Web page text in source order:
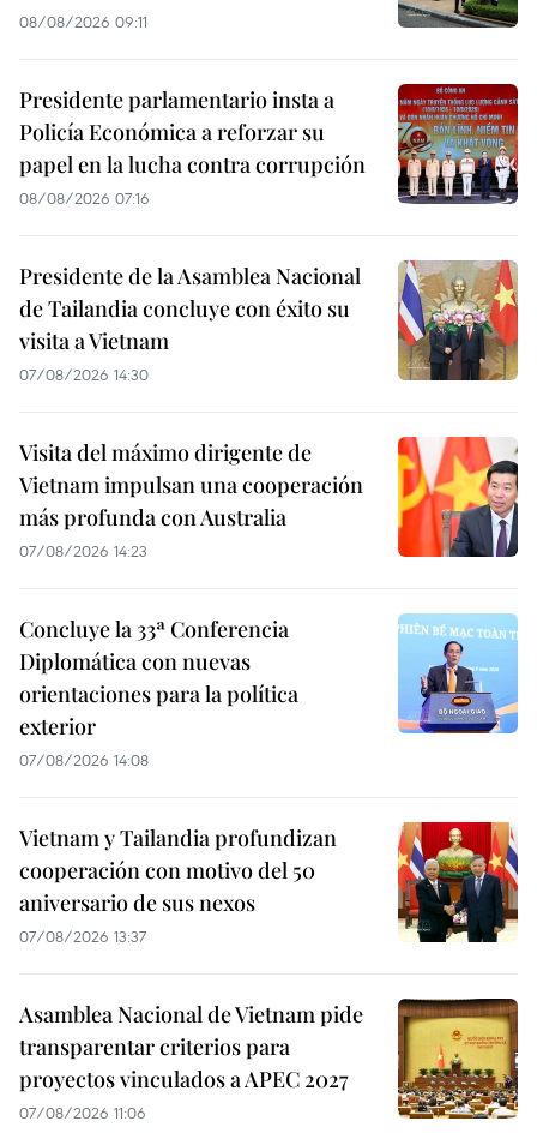
08/08/2026 09:11
Presidente parlamentario insta a
Policía Económica a reforzar su
papel en la lucha contra corrupción
08/08/2026 07:16
Presidente de la Asamblea Nacional
de Tailandia concluye con éxito su
visita a Vietnam
07/08/2026 14:30
Visita del máximo dirigente de
Vietnam impulsan una cooperación
más profunda con Australia
07/08/2026 14:23
Concluye la 33ª Conferencia
Diplomática con nuevas
orientaciones para la política
exterior
07/08/2026 14:08
Vietnam y Tailandia profundizan
cooperación con motivo del 50
aniversario de sus nexos
07/08/2026 13:37
Asamblea Nacional de Vietnam pide
transparentar criterios para
proyectos vinculados a APEC 2027
07/08/2026 11:06